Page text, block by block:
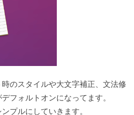
のスタイルや大文字補正、文法修
フォルトオンになってます。
プルにしていきます。